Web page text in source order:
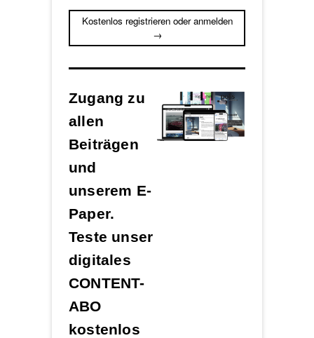
Kostenlos registrieren oder anmelden
→
Zugang zu
allen
Beiträgen
und
unserem E-
Paper.
Teste unser
digitales
CONTENT-
ABO
kostenlos